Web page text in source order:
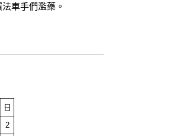
車手們濫藥。
日
2